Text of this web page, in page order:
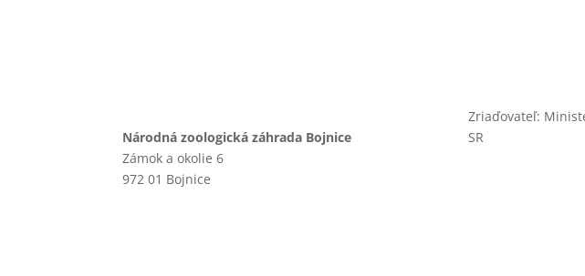
Národná zoologická záhrada Bojnice
Zámok a okolie 6
972 01 Bojnice
Zriaďovateľ:
SR